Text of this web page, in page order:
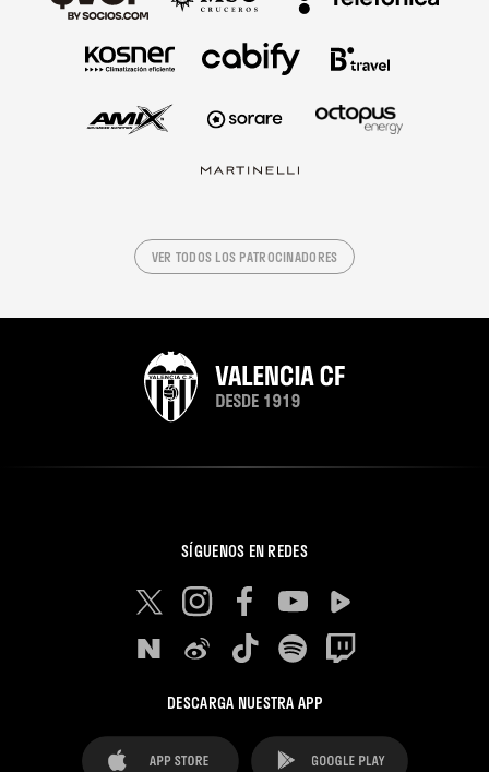
VER TODOS LOS PATROCINADORES
SÍGUENOS EN REDES
DESCARGA NUESTRA APP